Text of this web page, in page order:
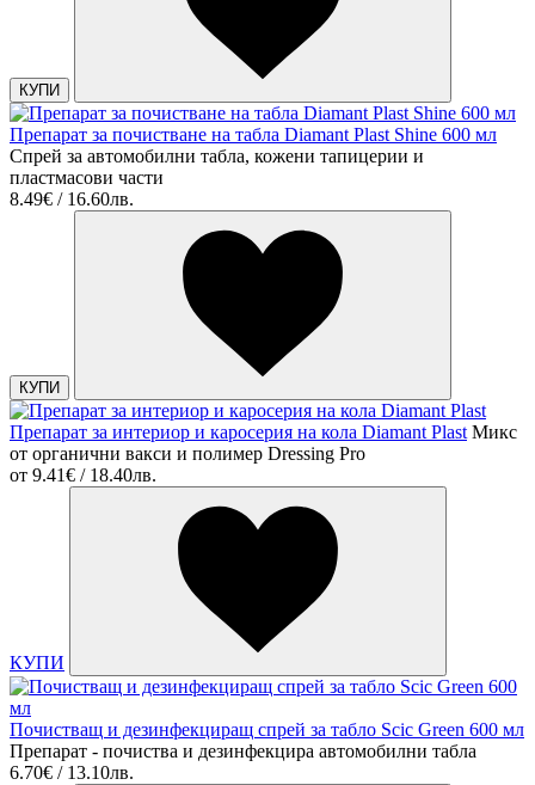
КУПИ
Препарат за почистване на табла Diamant Plast Shine 600 мл
Спрей за автомобилни табла, кожени тапицерии и
пластмасови части
8.49€ / 16.60лв.
КУПИ
Препарат за интериор и каросерия на кола Diamant Plast Микс
от органични вакси и полимер Dressing Pro
от 9.41€ / 18.40лв.
КУПИ
Почистващ и дезинфекциращ спрей за табло Scic Green 600 мл
Препарат - почиства и дезинфекцира автомобилни табла
6.70€ / 13.10лв.